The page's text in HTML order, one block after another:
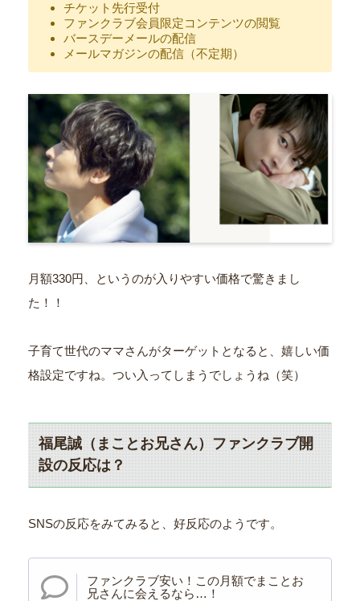
チケット先行受付
ファンクラブ会員限定コンテンツの閲覧
バースデーメールの配信
メールマガジンの配信（不定期）
月額330円、というのが入りやすい価格で驚きまし
た！！
子育て世代のママさんがターゲットとなると、嬉しい価
格設定ですね。つい入ってしまうでしょうね（笑）
福尾誠（まことお兄さん）ファンクラブ開
設の反応は？
SNSの反応をみてみると、好反応のようです。
ファンクラブ安い！この月額でまことお
兄さんに会えるなら…！